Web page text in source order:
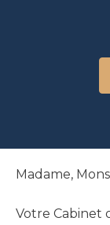
Madame,
Votre Cabinet